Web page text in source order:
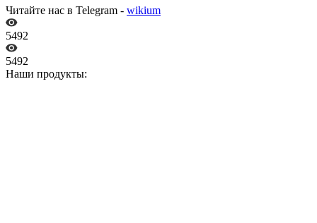
Читайте нас в Telegram - wikium
5492
5492
Наши продукты: